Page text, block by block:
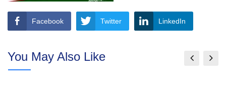
Facebook Twitter LinkedIn
You May Also Like